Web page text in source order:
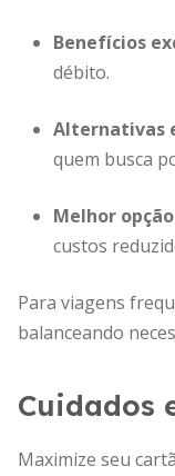
Benefícios
débito.
Alternativas
quem busca
Melhor
custos
Para viagens
balanceando
Cuidados
Maximize seu